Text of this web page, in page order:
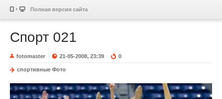
Полная версия сайта
Спорт 021
fotomaster 21-05-2008, 23:39 0
спортивные Фото